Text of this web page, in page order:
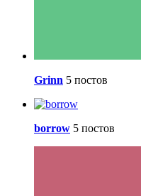
Grinn 5 постов
borrow 5 постов